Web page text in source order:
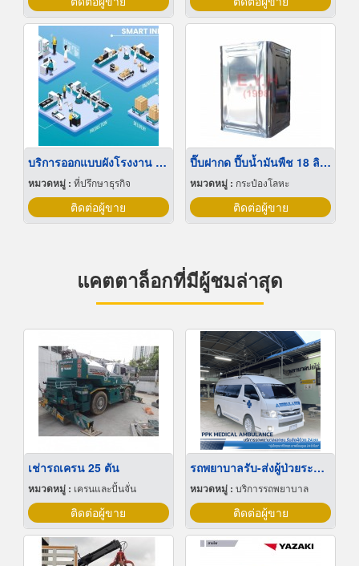
บริการออกแบบผังโรงงาน Lay out
หมวดหมู่ : ที่ปรึกษาธุรกิจ
ติดต่อผู้ขาย
ปี๊บฝากด ปี๊บน้ำมันพืช 18 ลิตร
หมวดหมู่ : กระป๋องโลหะ
ติดต่อผู้ขาย
แคตตาล็อกที่มีผู้ชมล่าสุด
เช่ารถเครน 25 ตัน
หมวดหมู่ : เครนและปั้นจั่น
ติดต่อผู้ขาย
รถพยาบาลรับ-ส่งผู้ป่วยระหว่างโรงพยาบาล
หมวดหมู่ : บริการรถพยาบาล
ติดต่อผู้ขาย